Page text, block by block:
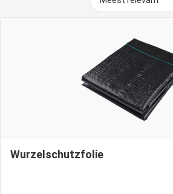
Wurzelschutzfolie